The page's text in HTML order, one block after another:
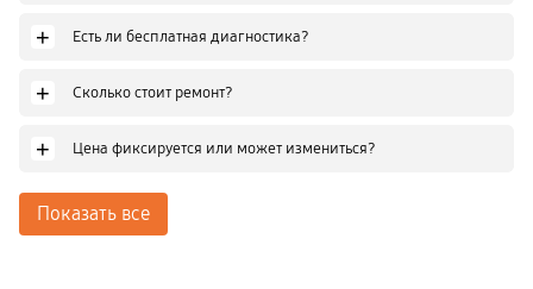
+ Есть ли бесплатная диагностика?
+ Сколько стоит ремонт?
+ Цена фиксируется или может измениться?
Показать все